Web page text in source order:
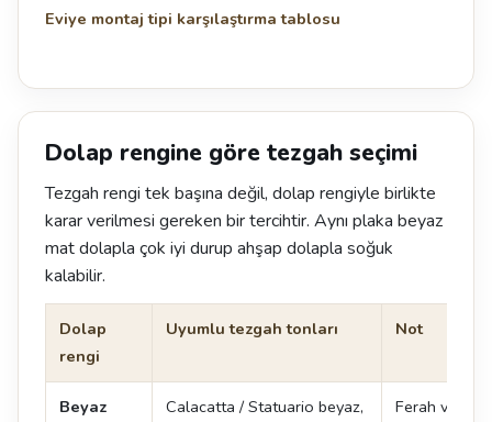
Eviye montaj tipi karşılaştırma tablosu
Dolap rengine göre tezgah seçimi
Tezgah rengi tek başına değil, dolap rengiyle birlikte
karar verilmesi gereken bir tercihtir. Aynı plaka beyaz
mat dolapla çok iyi durup ahşap dolapla soğuk
kalabilir.
Dolap
rengi
Uyumlu tezgah tonları Not
Beyaz
Calacatta / Statuario beyaz,
Ferah ve